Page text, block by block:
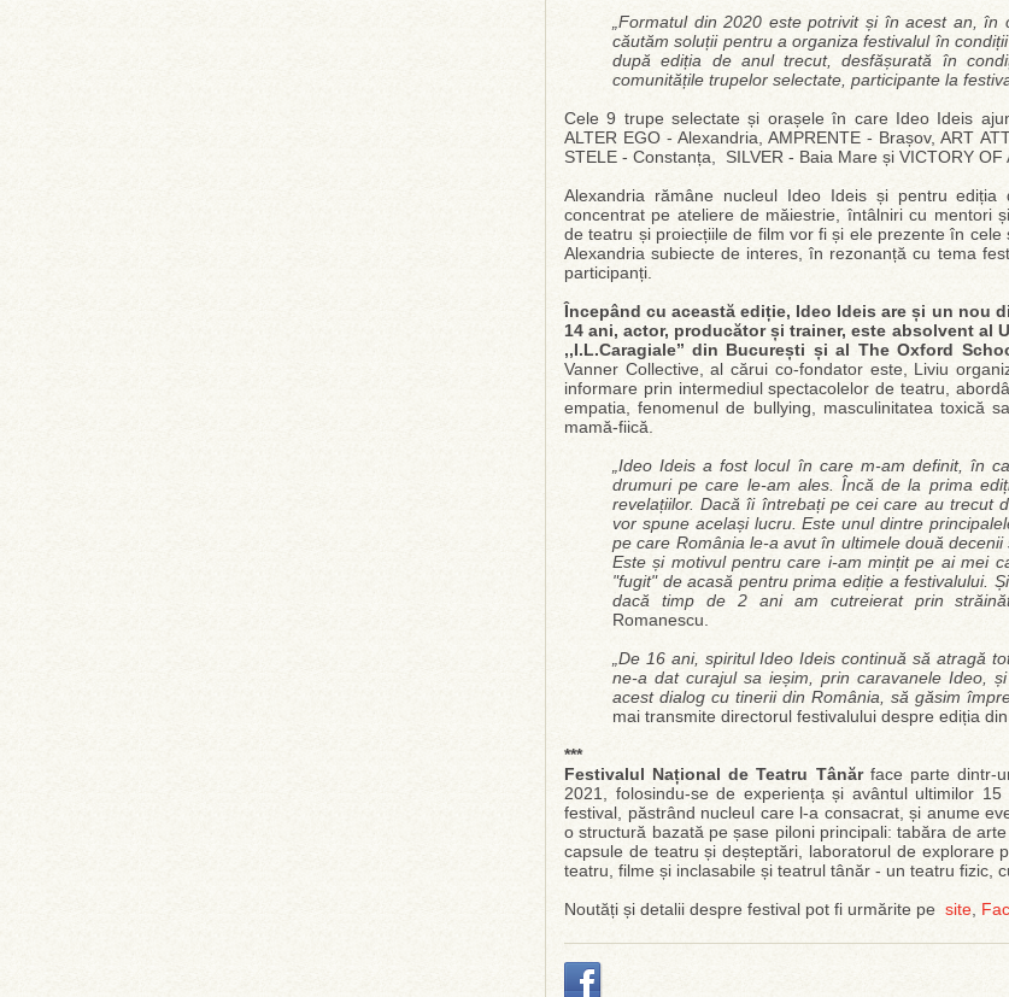
„Formatul din 2020 este potrivit și în acest an,
căutăm soluții pentru a organiza festivalul în
după ediția de anul trecut, desfășurată în
comunitățile trupelor selectate, participante la
Cele 9 trupe selectate și orașele în care Ideo Ideis
ALTER EGO - Alexandria, AMPRENTE - Brașov, ART
STELE - Constanța, SILVER - Baia Mare și VICTORY OF
Alexandria rămâne nucleul Ideo Ideis și pentru
concentrat pe ateliere de măiestrie, întâlniri cu mentori
de teatru și proiecțiile de film vor fi și ele prezente în
Alexandria subiecte de interes, în rezonanță cu tema
participanți.
Începând cu această ediție, Ideo Ideis are și un nou
14 ani, actor, producător și trainer, este absolvent al
,,I.L.Caragiale’’ din București și al The Oxford
Vanner Collective, al cărui co-fondator este, Liviu
informare prin intermediul spectacolelor de teatru,
empatia, fenomenul de bullying, masculinitatea toxică
mamă-fiică.
„Ideo Ideis a fost locul în care m-am definit, în
drumuri pe care le-am ales. Încă de la prima
revelațiilor. Dacă îi întrebați pe cei care au trecut
vor spune același lucru. Este unul dintre
pe care România le-a avut în ultimele două
Este și motivul pentru care i-am mințit pe ai mei
"fugit" de acasă pentru prima ediție a festivalului.
dacă timp de 2 ani am cutreierat prin
Romanescu.
„De 16 ani, spiritul Ideo Ideis continuă să atragă
ne-a dat curajul sa ieșim, prin caravanele Ideo,
acest dialog cu tinerii din România, să găsim
mai transmite directorul festivalului despre ediția din
***
Festivalul Național de Teatru Tânărface parte dintr-
2021, folosindu-se de experiența și avântul ultimilor
festival, păstrând nucleul care l-a consacrat, și anume
o structură bazată pe șase piloni principali: tabăra de
capsule de teatru și deșteptări, laboratorul de explorare
teatru, filme și inclasabile și teatrul tânăr - un teatru fizic,
Noutăți și detalii despre festival pot fi urmărite pe site